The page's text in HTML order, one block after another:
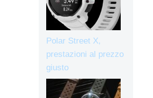
Polar Street X,
prestazioni al prezzo
giusto